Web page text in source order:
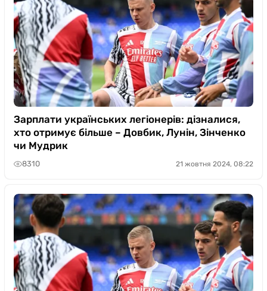
Зарплати українських легіонерів: дізналися,
хто отримує більше – Довбик, Лунін, Зінченко
чи Мудрик
8310 21 жовтня 2024, 08:22